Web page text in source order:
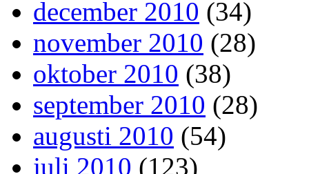
december 2010 (34)
november 2010 (28)
oktober 2010 (38)
september 2010 (28)
augusti 2010 (54)
juli 2010 (123)